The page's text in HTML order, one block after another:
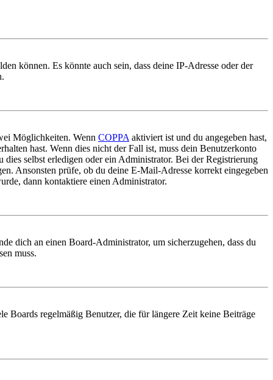
können. Es könnte auch sein, dass deine IP-Adresse oder der
Möglichkeiten. Wenn COPPA aktiviert ist und du angegeben hast,
hast. Wenn dies nicht der Fall ist, muss dein Benutzerkonto
selbst erledigen oder ein Administrator. Bei der Registrierung
Ansonsten prüfe, ob du deine E-Mail-Adresse korrekt eingegeben
dann kontaktiere einen Administrator.
dich an einen Board-Administrator, um sicherzugehen, dass du
muss.
Boards regelmäßig Benutzer, die für längere Zeit keine Beiträge